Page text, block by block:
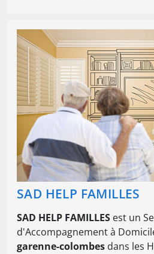
SAD HELP FAMILLES
SAD HELP FAMILLES est un
d'Accompagnement à
garenne-colombes dans les